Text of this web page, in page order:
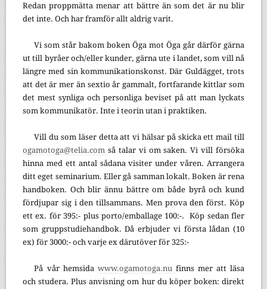
Redan proppmätta menar att bättre än som det är nu blir
det inte. Och har framför allt aldrig varit.
Vi som står bakom boken Öga mot Öga går därför gärna
ut till byråer och/eller kunder, gärna ute i landet, som vill nå
längre med sin kommunikationskonst. Där Guldägget, trots
att det är mer än sextio år gammalt, fortfarande kittlar som
det mest synliga och personliga beviset på att man lyckats
som kommunikatör. Inte i teorin utan i praktiken.
Vill du som läser detta att vi hälsar på skicka ett mail till
ogamotoga@telia.com så talar vi om saken. Vi vill försöka
hinna med ett antal sådana visiter under våren. Arrangera
ditt eget seminarium. Eller gå samman lokalt. Boken är rena
handboken. Och blir ännu bättre om både byrå och kund
fördjupar sig i den tillsammans. Men prova den först. Köp
ett ex. för 395:- plus porto/emballage 100:-. Köp sedan fler
som gruppstudiehandbok. Då erbjuder vi första lådan (10
ex) för 3000:- och varje ex därutöver för 325:-
På vår hemsida www.ogamotoga.nu finns mer att läsa
och studera. Plus anvisning om hur du köper boken: direkt